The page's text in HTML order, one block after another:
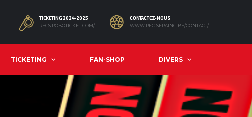
TICKETING 2024-2025
RFCS.ROBOTICKET.COM/
CONTACTEZ-NOUS
WWW.RFC-SERAING.BE/CONTACT/
TICKETING FAN-SHOP DIVERS